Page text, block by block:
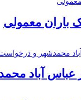
باران معمولی
عباس آباد